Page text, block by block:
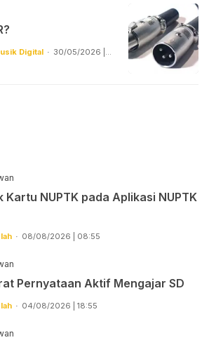
Digital
30/05/2026 |
Kartu NUPTK pada Aplikasi NUPTK
08/08/2026 | 08:55
Pernyataan Aktif Mengajar SD
04/08/2026 | 18:55